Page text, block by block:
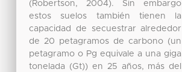
(Robertson, 2004). Sin embargo
estos suelos también tienen la
capacidad de secuestrar alrededor
de 20 petagramos de carbono (un
petagramo o Pg equivale a una giga
tonelada (Gt)) en 25 años, más del